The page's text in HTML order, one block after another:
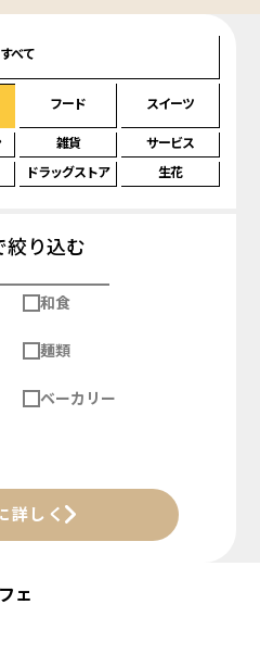
すべて
フード スイーツ
雑貨
サービス
ドラッグストア 生花
絞り込む
和食
麺類
ベーカリー
詳しく
ェ